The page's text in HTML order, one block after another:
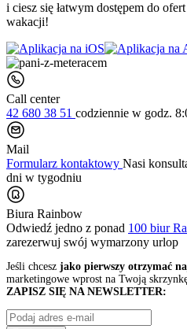
i ciesz się łatwym dostępem do
wakacji!
Call center
42 680 38 51 codziennie w godz.
Mail
Formularz kontaktowy Nasi
dni w tygodniu
Biura Rainbow
Odwiedź jedno z ponad 100 biur
zarezerwuj swój wymarzony urlop
Jeśli chcesz jako pierwszy otrzymać
marketingowe wprost na Twoją
ZAPISZ SIĘ NA NEWSLETTER: